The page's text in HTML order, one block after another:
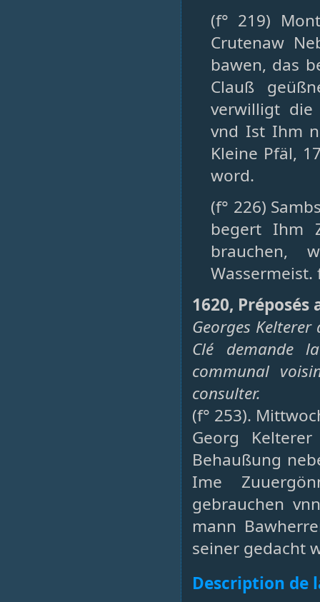
(f° 219)
Crutenaw
bawen, das
Clauß
verwilligt die
vnd Ist Ihm
Kleine Pfäl,
word.
(f° 226)
begert Ihm
brauchen,
1620,
Georges
Clé demande
communal
consulter.
(f° 253).
Georg
Behaußung
Ime
gebrauchen
mann
seiner gedacht
Description de